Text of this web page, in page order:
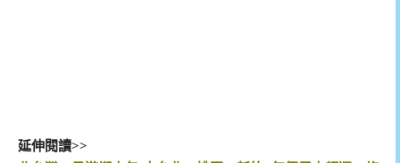
延伸閱讀>>